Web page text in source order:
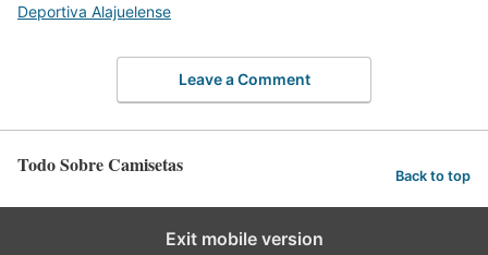
Deportiva Alajuelense
Leave a Comment
Todo Sobre Camisetas Back to top
Exit mobile version